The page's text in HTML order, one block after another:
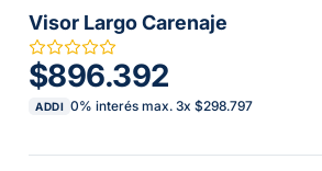
Visor Largo Carenaje
$896.392
ADDI 0% interés max. 3x $298.797